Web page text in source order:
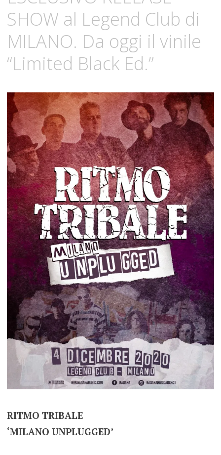
SHOW al Legend Club di
MILANO. Da oggi il vinile
“Limited Black Ed.”
RITMO TRIBALE
‘MILANO UNPLUGGED’